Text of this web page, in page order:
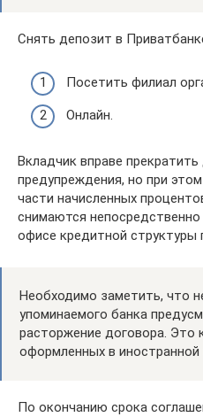
Снять депозит в
Посетить филиал
Онлайн.
Вкладчик вправе
предупреждения, но при
части начисленных
снимаются
офисе кредитной структуры
Необходимо заметить, что
упоминаемого банка
расторжение договора. Это
оформленных в иностранной
По окончанию срока